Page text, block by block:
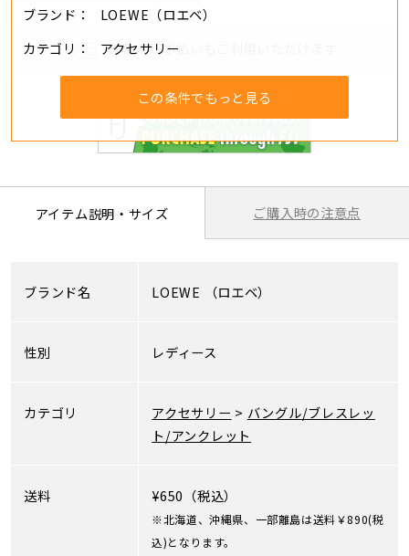
ブランド
LOEWE（ロエベ）
カテゴリ
アクセサリー
この条件でもっと見る
分割・リボ払いもご利用いただけます
アイテム説明・サイズ ご購入時の注意点
ブランド名 LOEWE （ロエベ）
性別 レディース
カテゴリ アクセサリー > バングル/ブレスレッ
ト/アンクレット
送料 ¥650（税込）
※北海道、沖縄県、一部離島は送料￥890(税
込)となります。